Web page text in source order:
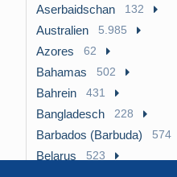
Aserbaidschan 132
Australien 5.985
Azores 62
Bahamas 502
Bahrein 431
Bangladesch 228
Barbados (Barbuda) 574
Belarus 523